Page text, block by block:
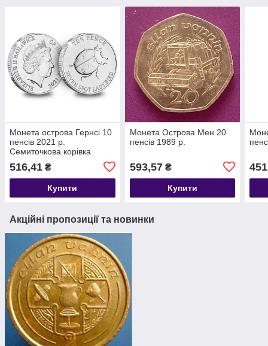
Монета острова Гернсі 10
пенсів 2021 р.
Семиточкова корівка
516,41 ₴
Купити
Монета Острова Мен 20
пенсів 1989 р.
593,57₴
Купити
Акційні пропозиції та новинки